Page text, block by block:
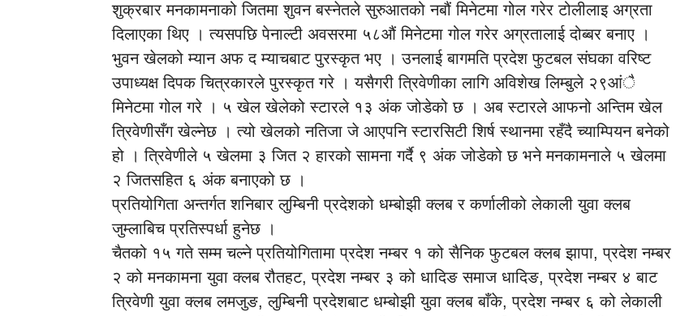
शुक्रबार मनकामनाको जितमा शुवन बस्नेतले सुरुआतको नबौं मिनेटमा गोल गरेर टोलीलाइ अग्रता
दिलाएका थिए । त्यसपछि पेनाल्टी अवसरमा ५८औं मिनेटमा गोल गरेर अग्रतालाई दोब्बर बनाए ।
भुवन खेलको म्यान अफ द म्याचबाट पुरस्कृत भए । उनलाई बागमति प्रदेश फुटबल संघका वरिष्ट
उपाध्यक्ष दिपक चित्रकारले पुरस्कृत गरे । यसैगरी त्रिवेणीका लागि अविशेख लिम्बुले २९आंै
मिनेटमा गोल गरे । ५ खेल खेलेको स्टारले १३ अंक जोडेको छ । अब स्टारले आफनो अन्तिम खेल
त्रिवेणीसँग खेल्नेछ । त्यो खेलको नतिजा जे आएपनि स्टारसिटी शिर्ष स्थानमा रहँदै च्याम्पियन बनेको
हो । त्रिवेणीले ५ खेलमा ३ जित २ हारको सामना गर्दै ९ अंक जोडेको छ भने मनकामनाले ५ खेलमा
२ जितसहित ६ अंक बनाएको छ ।
प्रतियोगिता अन्तर्गत शनिबार लुम्बिनी प्रदेशको धम्बोझी क्लब र कर्णालीको लेकाली युवा क्लब
जुम्लाबिच प्रतिस्पर्धा हुनेछ ।
चैतको १५ गते सम्म चल्ने प्रतियोगितामा प्रदेश नम्बर १ को सैनिक फुटबल क्लब झापा, प्रदेश नम्बर
२ को मनकामना युवा क्लब रौतहट, प्रदेश नम्बर ३ को धादिङ समाज धादिङ, प्रदेश नम्बर ४ बाट
त्रिवेणी युवा क्लब लमजुङ, लुम्बिनी प्रदेशबाट धम्बोझी युवा क्लब बाँके, प्रदेश नम्बर ६ को लेकाली